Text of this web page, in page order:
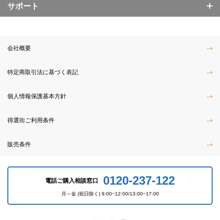
サポート
会社概要
特定商取引法に基づく表記
個人情報保護基本方針
得選街ご利用条件
販売条件
電話ご購入相談窓口 0120-237-122
月～金 (祝日除く) 9:00~12:00/13:00~17:00